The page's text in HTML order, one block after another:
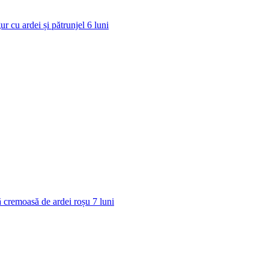
cu ardei și pătrunjel 6 luni
cremoasă de ardei roșu 7 luni